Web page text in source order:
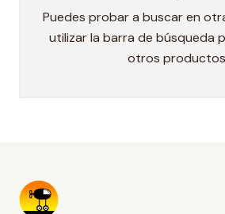
Puedes probar a buscar en
utilizar la barra de búsqueda
otros